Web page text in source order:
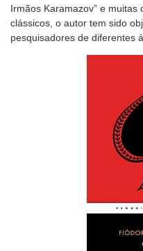
Irmãos Karamazov” e
clássicos, o autor tem sido
pesquisadores de diferentes